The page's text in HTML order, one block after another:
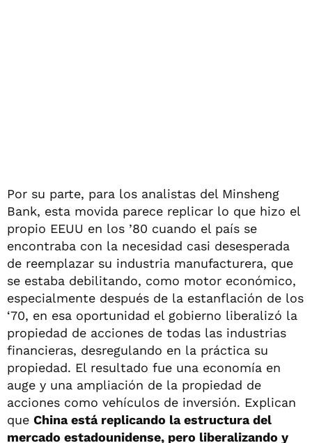
Por su parte, para los analistas del Minsheng
Bank, esta movida parece replicar lo que hizo el
propio EEUU en los ’80 cuando el país se
encontraba con la necesidad casi desesperada
de reemplazar su industria manufacturera, que
se estaba debilitando, como motor económico,
especialmente después de la estanflación de los
‘70, en esa oportunidad el gobierno liberalizó la
propiedad de acciones de todas las industrias
financieras, desregulando en la práctica su
propiedad. El resultado fue una economía en
auge y una ampliación de la propiedad de
acciones como vehículos de inversión. Explican
que China está replicando la estructura del
mercado estadounidense, pero liberalizando y